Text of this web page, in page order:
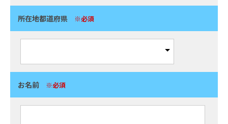
所在地都道府県 ※必須
お名前 ※必須